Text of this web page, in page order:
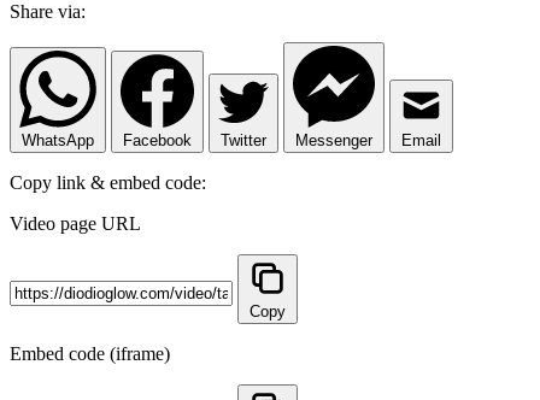
Share via:
WhatsApp Facebook Twitter Messenger Email
Copy link & embed code:
Video page URL
Copy
Embed code (iframe)